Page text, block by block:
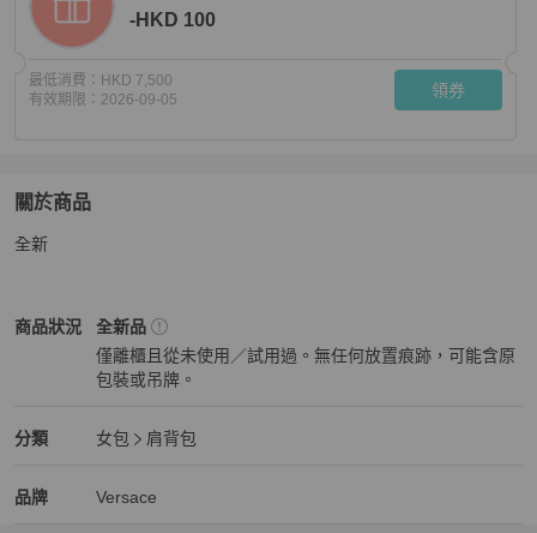
-HKD 100
最低消費： HKD 7,500
有效期限： 2026-09-05 領券
關於商品
關於
全新
商品狀況
Versace女包商品狀態與細節
全新品
僅離櫃且從未使用／試用過。無任何放置痕跡，可能含原
包裝或吊牌。
分類
Versace 女包分類資訊
女包
肩背包
品牌
Versace 精品女包品牌介紹
Versace
Versace 推薦清單